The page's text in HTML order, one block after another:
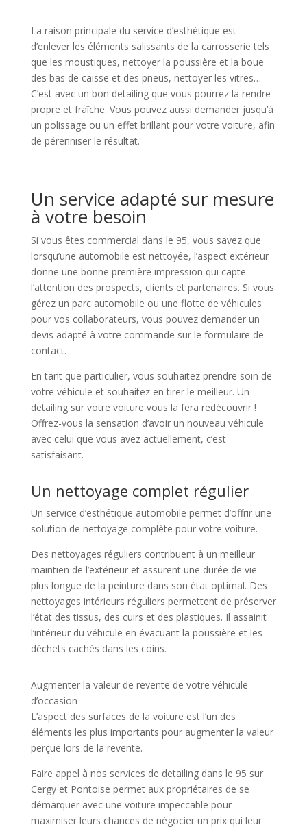
La raison principale du service d’esthétique est
d’enlever les éléments salissants de la carrosserie tels
que les moustiques, nettoyer la poussière et la boue
des bas de caisse et des pneus, nettoyer les vitres…
C’est avec un bon detailing que vous pourrez la rendre
propre et fraîche. Vous pouvez aussi demander jusqu’à
un polissage ou un effet brillant pour votre voiture, afin
de pérenniser le résultat.
Un service adapté sur mesure
à votre besoin
Si vous êtes commercial dans le 95, vous savez que
lorsqu’une automobile est nettoyée, l’aspect extérieur
donne une bonne première impression qui capte
l’attention des prospects, clients et partenaires. Si vous
gérez un parc automobile ou une flotte de véhicules
pour vos collaborateurs, vous pouvez demander un
devis adapté à votre commande sur le formulaire de
contact.
En tant que particulier, vous souhaitez prendre soin de
votre véhicule et souhaitez en tirer le meilleur. Un
detailing sur votre voiture vous la fera redécouvrir !
Offrez-vous la sensation d’avoir un nouveau véhicule
avec celui que vous avez actuellement, c’est
satisfaisant.
Un nettoyage complet régulier
Un service d’esthétique automobile permet d’offrir une
solution de nettoyage complète pour votre voiture.
Des nettoyages réguliers contribuent à un meilleur
maintien de l’extérieur et assurent une durée de vie
plus longue de la peinture dans son état optimal. Des
nettoyages intérieurs réguliers permettent de préserver
l’état des tissus, des cuirs et des plastiques. Il assainit
l’intérieur du véhicule en évacuant la poussière et les
déchets cachés dans les coins.
Augmenter la valeur de revente de votre véhicule
d’occasion
L’aspect des surfaces de la voiture est l’un des
éléments les plus importants pour augmenter la valeur
perçue lors de la revente.
Faire appel à nos services de detailing dans le 95 sur
Cergy et Pontoise permet aux propriétaires de se
démarquer avec une voiture impeccable pour
maximiser leurs chances de négocier un prix qui leur